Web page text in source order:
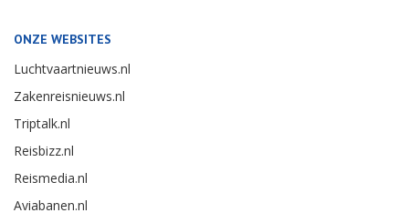
ONZE WEBSITES
Luchtvaartnieuws.nl
Zakenreisnieuws.nl
Triptalk.nl
Reisbizz.nl
Reismedia.nl
Aviabanen.nl